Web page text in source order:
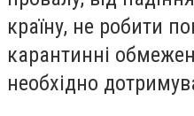
країну, не робити
карантинні
необхідно